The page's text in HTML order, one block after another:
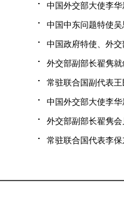
中国外交部大使李
中国中东问题特使
中国政府特使、外
外交部副部长翟隽
常驻联合国副代表
中国外交部大使李
外交部副部长翟隽
常驻联合国代表李